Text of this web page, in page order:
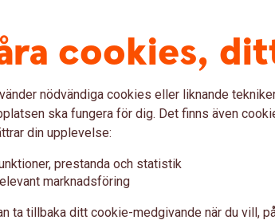
– får vi en
Det blir möjligt att
vara miljömässigt
de är det utan att
Nu måste de kunna
SFDR
att
det ska bli
fondbolag
fondutbud
cookies,
nödvändiga cookies eller liknande
ska fungera för dig. Det finns även
din upplevelse:
prestanda och statistik
marknadsföring
ta tillbaka ditt cookie-medgivande när du vill,